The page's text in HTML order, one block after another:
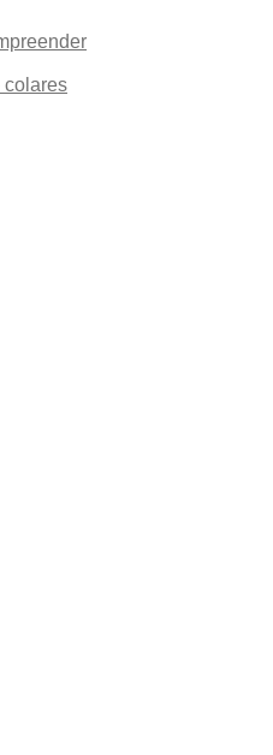
colares